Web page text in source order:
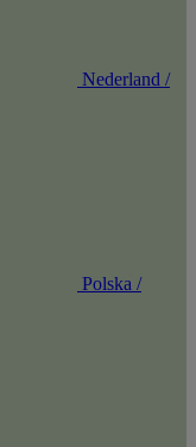
Nederland /
Polska /